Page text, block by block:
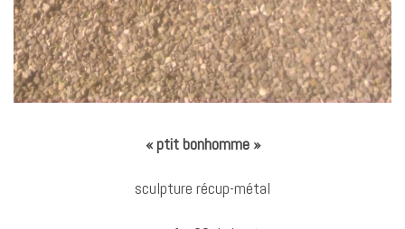
« ptit bonhomme »
sculpture récup-métal